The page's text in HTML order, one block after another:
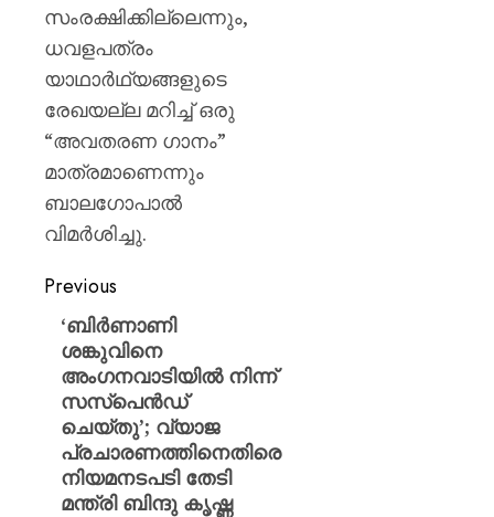
സംരക്ഷിക്കില്ലെന്നും,
ധവളപത്രം
യാഥാർഥ്യങ്ങളുടെ
രേഖയല്ല മറിച്ച് ഒരു
“അവതരണ ഗാനം”
മാത്രമാണെന്നും
ബാലഗോപാൽ
വിമർശിച്ചു.
Previous
‘ബിര്‍ണാണി
ശങ്കുവിനെ
അംഗനവാടിയിൽ നിന്ന്
സസ്പെൻഡ്
ചെയ്തു’; വ്യാജ
പ്രചാരണത്തിനെതിരെ
നിയമനടപടി തേടി
മന്ത്രി ബിന്ദു കൃഷ്ണ